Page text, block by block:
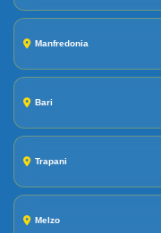
Manfredonia
Bari
Trapani
Melzo